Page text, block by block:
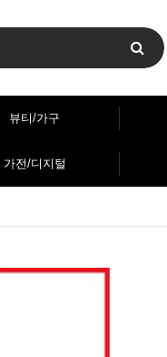
뷰티/가구
가전/디지털